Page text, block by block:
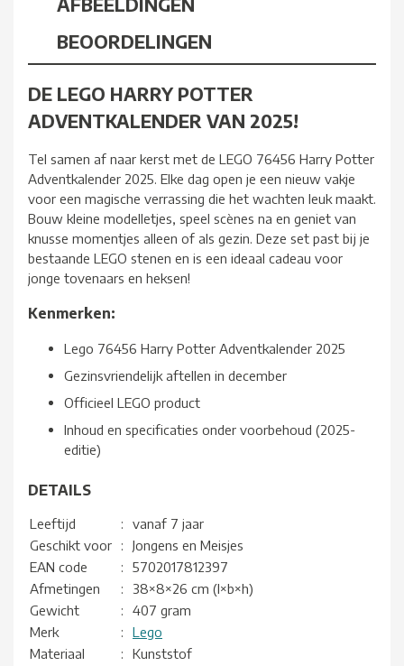
BEOORDELINGEN
DE LEGO HARRY POTTER
ADVENTKALENDER VAN 2025!
Tel samen af naar kerst met de LEGO 76456 Harry Potter
Adventkalender 2025. Elke dag open je een nieuw vakje
voor een magische verrassing die het wachten leuk maakt.
Bouw kleine modelletjes, speel scènes na en geniet van
knusse momentjes alleen of als gezin. Deze set past bij je
bestaande LEGO stenen en is een ideaal cadeau voor
jonge tovenaars en heksen!
Kenmerken:
Lego 76456 Harry Potter Adventkalender 2025
Gezinsvriendelijk aftellen in december
Officieel LEGO product
Inhoud en specificaties onder voorbehoud (2025-
editie)
DETAILS
Leeftijd :
vanaf 7 jaar
Geschikt voor
:
Jongens en Meisjes
EAN code
:
5702017812397
Afmetingen
:
38×8×26 cm (l×b×h)
Gewicht
:
407 gram
Merk
:
Lego
Materiaal
:
Kunststof